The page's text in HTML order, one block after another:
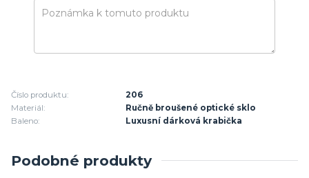
Číslo produktu:
206
Materiál:
Ručně broušené optické sklo
Baleno:
Luxusní dárková krabička
Podobné produkty